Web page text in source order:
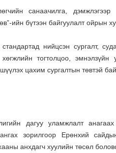
санаачилга,
ийн бүтээн байгуулалт ойрын
нийцсэн сургалт,
хөгжлийн тогтолцоо,
цахим сургалтын төвтэй
дагуу уламжлалт
зорилгоор Ерөнхий
анхдагч хуулийн төсөл